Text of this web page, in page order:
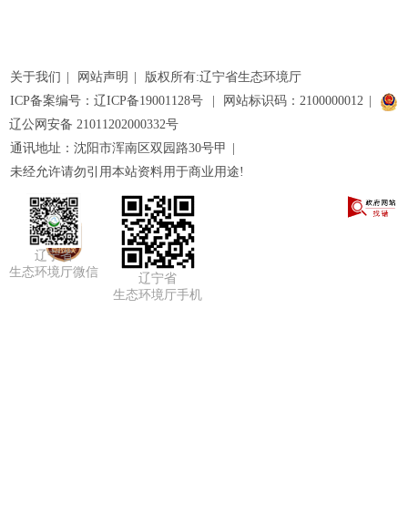
关于我们 网站声明
版权所有:辽宁省生态环境厅
ICP备案编号：辽ICP备19001128号
网站标识码：2100000012
辽公网安备 21011202000332号
通讯地址：沈阳市浑南区双园路30号甲
未经允许请勿引用本站资料用于商业用途!
辽宁省
生态环境厅微信
辽宁省
生态环境厅手机